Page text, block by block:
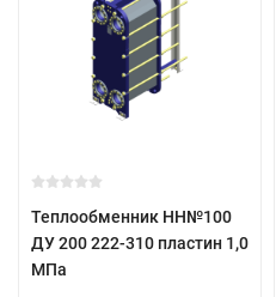
Теплообменник НН№100
ДУ 200 222-310 пластин 1,0
МПа